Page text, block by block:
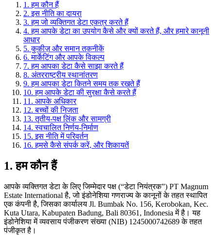
1. हम कौन हैं
2. इस नीति का दायरा
3. हम जो व्यक्तिगत डेटा एकत्र करते हैं
4. हम आपके डेटा का उपयोग कैसे और क्यों करते हैं, और हमारे कानूनी
आधार
5. कुकीज़ और समान तकनीकें
6. मार्केटिंग और आपके विकल्प
7. हम आपका डेटा कैसे साझा करते हैं
8. अंतरराष्ट्रीय स्थानांतरण
9. हम आपका डेटा कितने समय तक रखते हैं
10. हम आपके डेटा की सुरक्षा कैसे करते हैं
11. आपके अधिकार
12. बच्चों की निजता
13. तृतीय-पक्ष लिंक और सामग्री
14. स्वचालित निर्णय-निर्माण
15. इस नीति में परिवर्तन
16. हमसे कैसे संपर्क करें, और शिकायतें
1. हम कौन हैं
आपके व्यक्तिगत डेटा के लिए जिम्मेदार पक्ष (“डेटा नियंत्रक”) PT Magnum
Estate International है, जो इंडोनेशिया गणराज्य के कानूनों के तहत स्थापित
एक कंपनी है, जिसका कार्यालय Jl. Bumbak No. 156, Kerobokan, Kec.
Kuta Utara, Kabupaten Badung, Bali 80361, Indonesia में है। यह
इंडोनेशिया में व्यवसाय पंजीकरण संख्या (NIB) 1245000742689 के तहत
पंजीकृत है।